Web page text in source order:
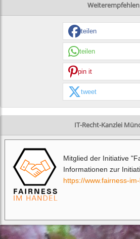
Weiterempfehlen
teilen
teilen
pin it
tweet
IT-Recht-Kanzlei
Mitglied der Initiative
Informationen zur
https://www.fairness-